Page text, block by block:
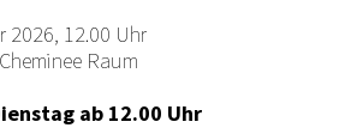
2026, 12.00 Uhr
Raum
ab 12.00 Uhr